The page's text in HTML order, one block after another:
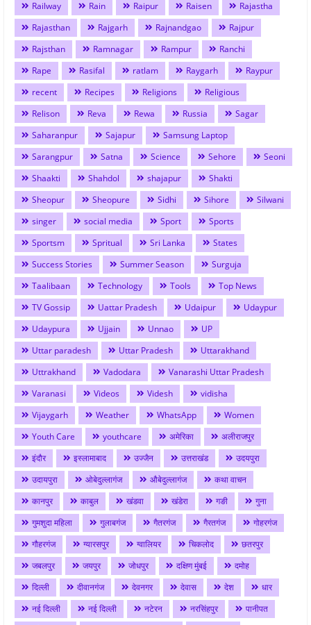
Railway
Rain Raipur Raisen
Rajastha
Rajasthan
Rajgarh Rajnandgao
Rajpur
Rajsthan
Ramnagar Rampur
Ranchi
Rape
Rasifal ratlam Raygarh
Raypur
recent
Recipes Religions
Religious
Relison
Reva Rewa Russia
Sagar
Saharanpur
Sajapur
Samsung Laptop
Sarangpur
Satna Science Sehore
Seoni
Shaakti
Shahdol shajapur
Shakti
Sheopur
Sheopure Sidhi Sihore
Silwani
singer
social media Sport
Sports
Sportsm
Spritual Sri Lanka
States
Success Stories
Summer Season
Surguja
Taalibaan
Technology Tools
Top News
TV Gossip
Uattar Pradesh Udaipur
Udaypur
Udaypura
Ujjain Unnao
UP
Uttar paradesh
Uttar Pradesh
Uttarakhand
Uttrakhand
Vadodara
Vanarashi Uttar Pradesh
Varanasi
Videos Videsh
vidisha
Vijaygarh
Weather WhatsApp
Women
Youth Care
youthcare अमेरिका
अलीराजपुर
इंदौर
इस्लामाबाद उज्जैन उत्तराखंड
उदयपुरा
उदायपुरा
ओबेदुल्लागंज औबेदुल्लागंज
कथा वाचन
कानपुर
काबुल खंडवा खंडेरा गङी
गुना
गुमशुदा महिला
गुलाबगंज गैतरगंज गैरतगंज
गोहरगंज
गौहरगंज
ग्यारसपुर ग्वालियर चिकलोद
छतरपुर
जबलपुर
जयपुर जोधपुर दक्षिण मुंबई
दमोह
दिल्ली
दीवानगंज देवनगर देवास देश
धार
नई दिल्ली
नई दिल्ली नटेरन नरसिंहपुर
पानीपत